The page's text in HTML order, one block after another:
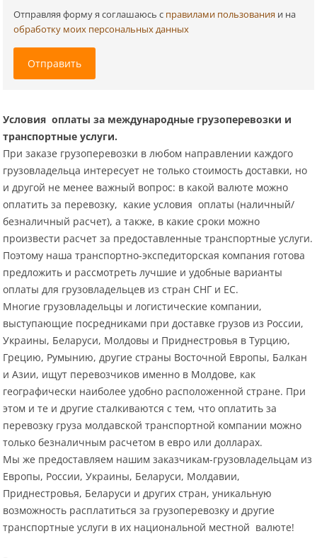
Отправляя форму я соглашаюсь c правилами пользования и на
обработку моих персональных данных
Отправить
Условия оплаты за международные грузоперевозки и
транспортные услуги.
При заказе грузоперевозки в любом направлении каждого
грузовладельца интересует не только стоимость доставки, но
и другой не менее важный вопрос: в какой валюте можно
оплатить за перевозку, какие условия оплаты (наличный/
безналичный расчет), а также, в какие сроки можно
произвести расчет за предоставленные транспортные услуги.
Поэтому наша транспортно-экспедиторская компания готова
предложить и рассмотреть лучшие и удобные варианты
оплаты для грузовладельцев из стран СНГ и ЕС.
Многие грузовладельцы и логистические компании,
выступающие посредниками при доставке грузов из России,
Украины, Беларуси, Молдовы и Приднестровья в Турцию,
Грецию, Румынию, другие страны Восточной Европы, Балкан
и Азии, ищут перевозчиков именно в Молдове, как
географически наиболее удобно расположенной стране. При
этом и те и другие сталкиваются с тем, что оплатить за
перевозку груза молдавской транспортной компании можно
только безналичным расчетом в евро или долларах.
Мы же предоставляем нашим заказчикам-грузовладельцам из
Европы, России, Украины, Беларуси, Молдавии,
Приднестровья, Беларуси и других стран, уникальную
возможность расплатиться за грузоперевозку и другие
транспортные услуги в их национальной местной валюте!